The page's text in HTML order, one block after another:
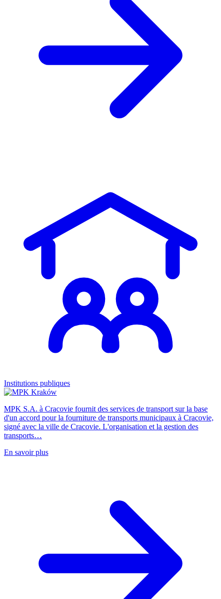
Institutions publiques
MPK S.A. à Cracovie fournit des services de transport sur la base
d'un accord pour la fourniture de transports municipaux à Cracovie,
signé avec la ville de Cracovie. L'organisation et la gestion des
transports…
En savoir plus